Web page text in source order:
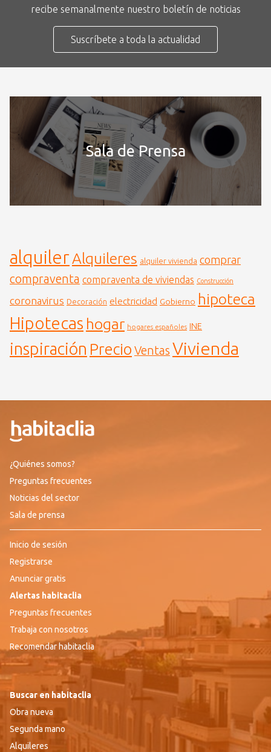
recibe semanalmente nuestro boletín de noticias
Suscríbete a toda la actualidad
Sala de Prensa
alquilerAlquileres alquiler vivienda comprar
compraventa compraventa de viviendas Construcción
coronavirus Decoración electricidad Gobierno hipoteca
Hipotecas hogar hogares españoles INE
inspiración Precio Ventas Vivienda
¿Quiénes somos?
Preguntas frecuentes
Noticias del sector
Sala de prensa
Inicio de sesión
Registrarse
Anunciar gratis
Alertas habitaclia
Preguntas frecuentes
Trabaja con nosotros
Recomendar habitaclia
Buscar en habitaclia
Obra nueva
Segunda mano
Alquileres